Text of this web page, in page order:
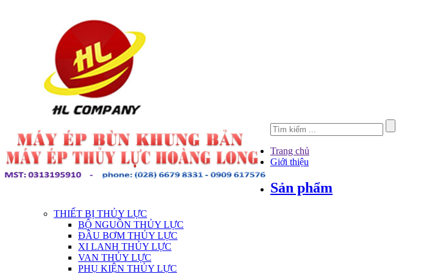
Trang chủ
Giới thiệu
Sản phẩm
THIẾT BỊ THỦY LỰC
BỘ NGUỒN THỦY LỰC
ĐẦU BƠM THỦY LỰC
XI LANH THỦY LỰC
VAN THỦY LỰC
PHỤ KIỆN THỦY LỰC